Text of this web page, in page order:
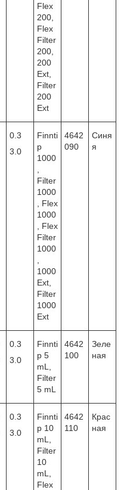
Flex
200,
Flex
Filter
200,
200
Ext,
Filter
200
Ext
0.3
3.0
Finnti
p
1000
Filter
1000
, Flex
1000
, Flex
Filter
1000
1000
Ext,
Filter
1000
Ext
4642
090
Синя
я
0.3
3.0
Finnti
p 5
mL,
Filter
5 mL
4642
100
Зеле
ная
0.3
3.0
Finnti
p 10
mL,
Filter
10
mL,
Flex
4642
110
Крас
ная